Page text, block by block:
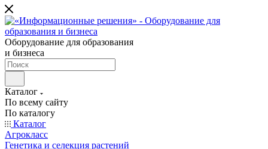
Оборудование для образования
и бизнеса
Каталог
По всему сайту
По каталогу
Каталог
Агрокласс
Генетика и селекция растений